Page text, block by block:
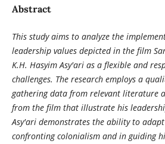
Abstract
This study aims to analyze the
leadership values depicted in the film
K.H. Hasyim Asy'ari as a flexible and
challenges. The research employs a
gathering data from relevant literature
from the film that illustrate his
Asy'ari demonstrates the ability to
confronting colonialism and in guiding